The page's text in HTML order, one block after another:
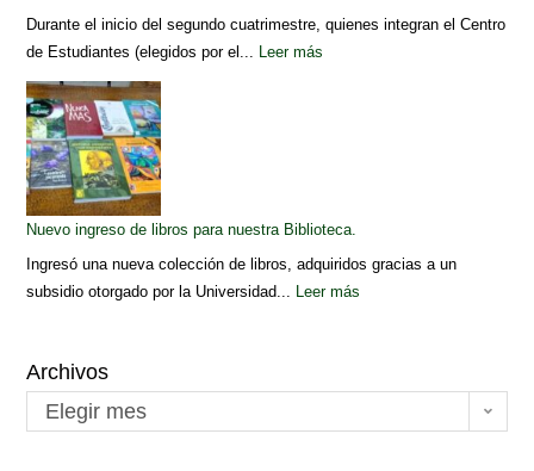
Durante el inicio del segundo cuatrimestre, quienes integran el Centro
de Estudiantes (elegidos por el...
Leer más
Nuevo ingreso de libros para nuestra Biblioteca.
Ingresó una nueva colección de libros, adquiridos gracias a un
subsidio otorgado por la Universidad... Leer más
Archivos
Elegir mes